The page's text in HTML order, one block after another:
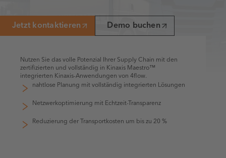
Jetzt kontaktieren Demo buchen
Nutzen Sie das volle Potenzial Ihrer Supply Chain mit den
zertifizierten und vollständig in Kinaxis Maestro™
integrierten Kinaxis-Anwendungen von 4flow.
nahtlose Planung mit vollständig integrierten Lösungen
Netzwerkoptimierung mit Echtzeit-Transparenz
Reduzierung der Transportkosten um bis zu 20 %